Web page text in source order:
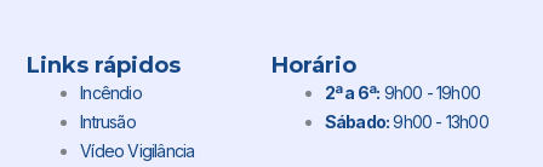
Links rápidos
Incêndio
Intrusão
Vídeo Vigilância
Horário
2ª a 6ª: 9h00 - 19h00
Sábado:9h00 - 13h00